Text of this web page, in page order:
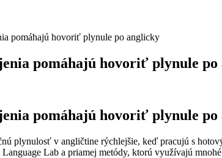
pomáhajú hovoriť plynule po anglicky
pomáhajú hovoriť plynule
pomáhajú hovoriť plynule
plynulosť v angličtine rýchlejšie, keď pracujú s
Lab a priamej metódy, ktorú využívajú